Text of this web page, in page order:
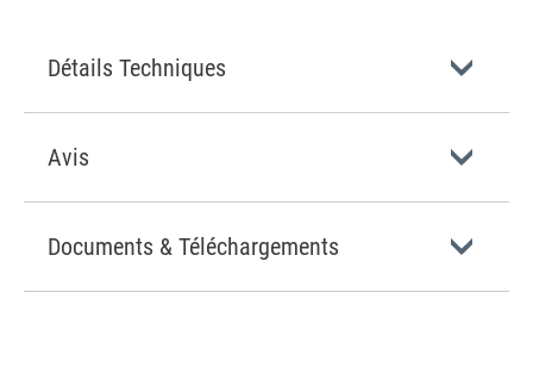
Détails Techniques
Avis
Documents & Téléchargements